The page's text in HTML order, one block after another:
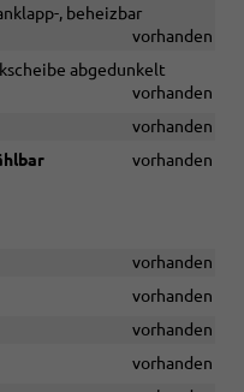
, beheizbar
vorhanden
abgedunkelt
vorhanden
vorhanden
vorhanden
vorhanden
vorhanden
vorhanden
vorhanden